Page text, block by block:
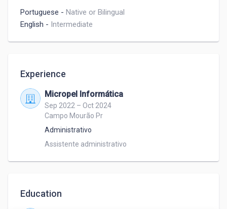
Portuguese - Native or Bilingual
English - Intermediate
Experience
Micropel Informática
Sep 2022 – Oct 2024
Campo Mourão Pr
Administrativo
Assistente administrativo
Education